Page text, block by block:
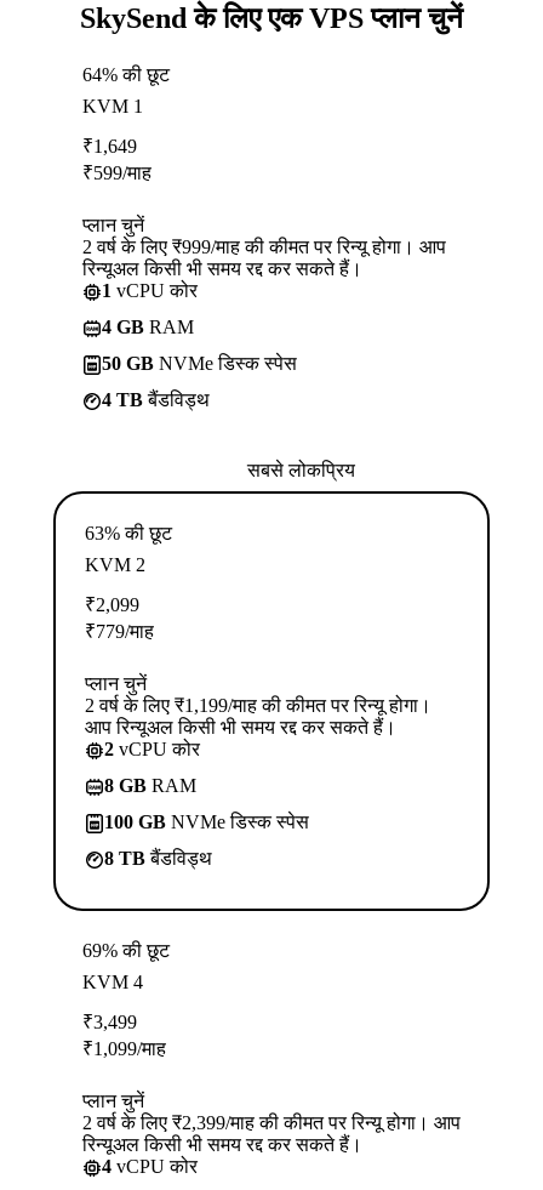
SkySend के लिए एक VPS प्लान चुनें
64% की छूट
KVM 1
₹1,649
₹599/माह
प्लान चुनें
2 वर्ष के लिए ₹999/माह की कीमत पर रिन्यू होगा। आप
रिन्यूअल किसी भी समय रद्द कर सकते हैं।
1 vCPU कोर
4 GB RAM
50 GB NVMe डिस्क स्पेस
4 TBबैंडविड्थ
सबसे लोकप्रिय
63% की छूट
KVM 2
₹2,099
₹779/माह
प्लान चुनें
2 वर्ष के लिए ₹1,199/माह की कीमत पर रिन्यू होगा।
आप रिन्यूअल किसी भी समय रद्द कर सकते हैं।
2 vCPU कोर
8 GB RAM
100 GB NVMe डिस्क स्पेस
8 TBबैंडविड्थ
69% की छूट
KVM 4
₹3,499
₹1,099/माह
प्लान चुनें
2 वर्ष के लिए ₹2,399/माह की कीमत पर रिन्यू होगा। आप
रिन्यूअल किसी भी समय रद्द कर सकते हैं।
4 vCPU कोर